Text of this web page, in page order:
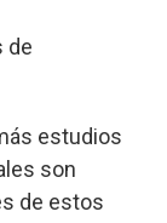
de
estudios
son
de estos